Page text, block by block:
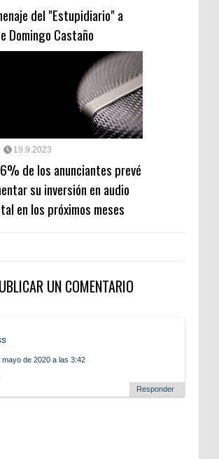
del "Estupidiario" a
Domingo Castaño
19.9.2023
de los anunciantes prevé
su inversión en audio
en los próximos meses
UN COMENTARIO
mayo de 2020 a las 3:42
Responder